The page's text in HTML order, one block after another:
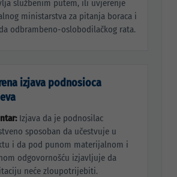
službenim putem, ili uvjerenje
ministarstva za pitanja boraca i
odbrambeno-oslobodilačkog rata.
izjava podnosioca
Izjava da je podnosilac
sposoban da učestvuje u
i da pod punom materijalnom i
odgovornošću izjavljuje da
neće zloupotrijebiti.